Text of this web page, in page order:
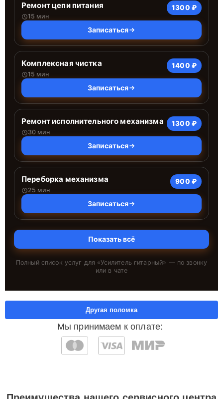
Ремонт цепи питания
15 мин
1300 ₽
Записаться
Комплексная чистка
15 мин
1400 ₽
Записаться
Ремонт исполнительного механизма
30 мин
1300 ₽
Записаться
Переборка механизма
25 мин
900 ₽
Записаться
Показать всё
Полный список услуг для «Усилитель гитарный» — по звонку
или в чате
Мы принимаем к оплате:
Другая поломка